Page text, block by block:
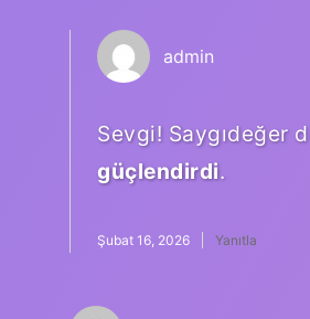
admin
Sevgi! Saygıdeğer
güçlendirdi.
Şubat 16, 2026 Yanıtla